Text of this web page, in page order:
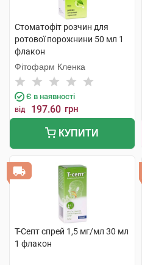
Стоматофіт розчин для
ротової порожнини 50 мл 1
флакон
Фітофарм Кленка
Є в наявності
від 197.60 грн
КУПИТИ
Т-Септ спрей 1,5 мг/мл 30 мл
1 флакон